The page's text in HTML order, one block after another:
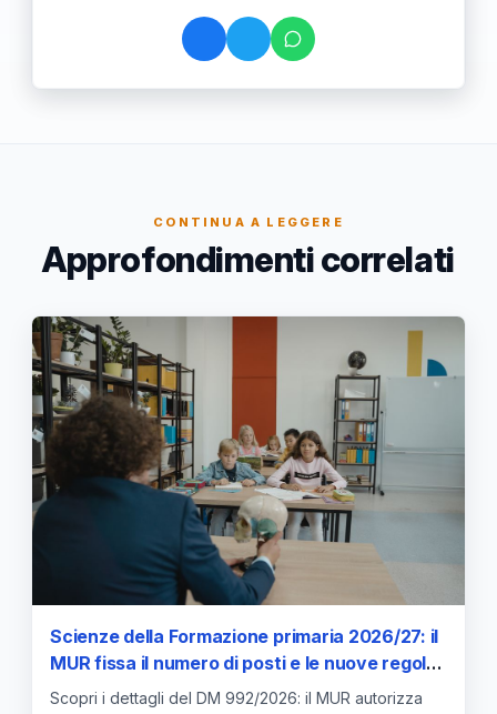
CONTINUA A LEGGERE
Approfondimenti correlati
Scienze della Formazione primaria 2026/27: il
MUR fissa il numero di posti e le nuove regole
di accesso
Scopri i dettagli del DM 992/2026: il MUR autorizza